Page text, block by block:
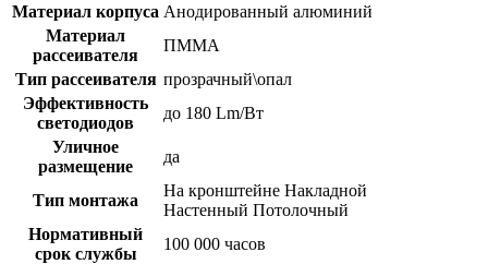
Материал корпуса Анодированный алюминий
Материал
рассеивателя
ПММА
Тип рассеивателя прозрачный\опал
Эффективность
светодиодов
до 180 Lm/Вт
Уличное
размещение
да
Тип монтажа
На кронштейне Накладной
Настенный Потолочный
Нормативный
срок службы
100 000 часов